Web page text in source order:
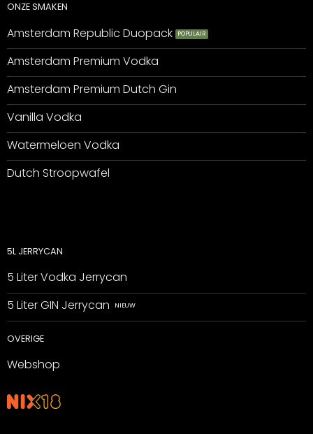
ONZE SMAKEN
Amsterdam Republic Duopack
Amsterdam Premium Vodka
Amsterdam Premium Dutch Gin
Vanilla Vodka
Watermeloen Vodka
Dutch Stroopwafel
5L JERRYCAN
5 Liter Vodka Jerrycan
5 Liter GIN Jerrycan
OVERIGE
Webshop